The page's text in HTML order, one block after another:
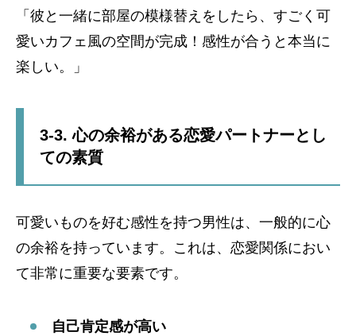
「彼と一緒に部屋の模様替えをしたら、すごく可
愛いカフェ風の空間が完成！感性が合うと本当に
楽しい。」
3-3. 心の余裕がある恋愛パートナーとし
ての素質
可愛いものを好む感性を持つ男性は、一般的に心
の余裕を持っています。これは、恋愛関係におい
て非常に重要な要素です。
自己肯定感が高い